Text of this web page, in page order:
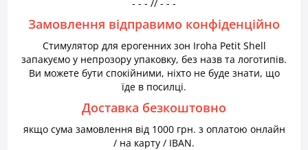
- - - // - - -
Замовлення відправимо конфіденційно
Стимулятор для ерогенних зон Iroha Petit Shell
запакуємо у непрозору упаковку, без назв та логотипів.
Ви можете бути спокійними, ніхто не буде знати, що
їде в посилці.
Доставка безкоштовно
якщо сума замовлення від 1000 грн. з оплатою онлайн
/ на карту / IBAN.